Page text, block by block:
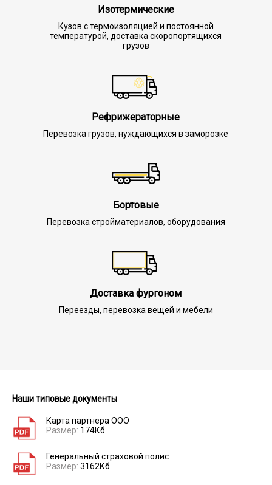
Изотермические
Кузов с термоизоляцией и постоянной
температурой, доставка скоропортящихся
грузов
Рефрижераторные
Перевозка грузов, нуждающихся в заморозке
Бортовые
Перевозка стройматериалов, оборудования
Доставка фургоном
Переезды, перевозка вещей и мебели
Наши типовые документы
Карта партнера ООО
Размер: 174Кб
Генеральный страховой полис
Размер: 3162Кб